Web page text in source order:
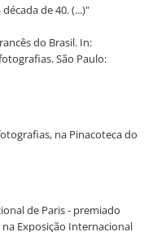
de 40. (...)"
do Brasil. In:
São Paulo:
na Pinacoteca do
de Paris - premiado
na Exposição Internacional